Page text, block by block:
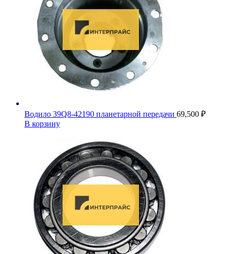
Водило 39Q8-42190 планетарной передачи 69,500 ₽
В корзину